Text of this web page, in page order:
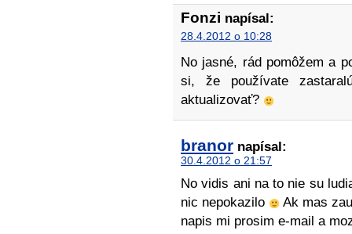
Fonzi napísal:
28.4.2012 o 10:28
No jasné, rád pomôžem a
si, že používate
aktualizovať?
branor napísal:
30.4.2012 o 21:57
No vidis ani na to nie su
nic nepokazilo
Ak mas
napis mi prosim e-mail a